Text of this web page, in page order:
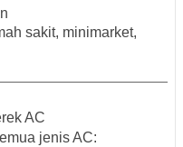
sakit, minimarket,
AC
jenis AC: